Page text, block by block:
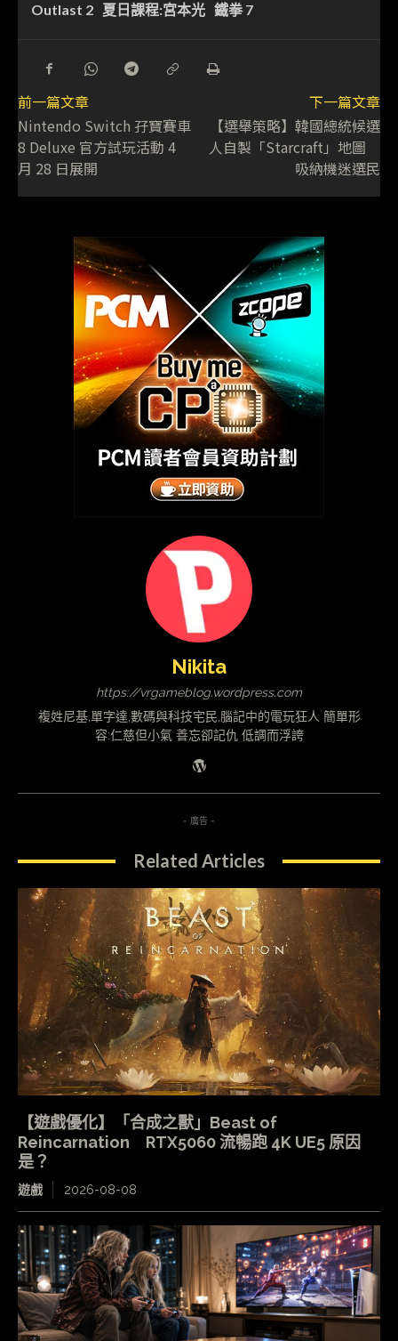
Outlast 2 夏日課程:宮本光 鐵拳 7
前一篇文章
Nintendo Switch 孖寶賽車
8 Deluxe 官方試玩活動 4
月 28 日展開
下一篇文章
【選舉策略】韓國總統候選
人自製「Starcraft」地圖
吸納機迷選民
Nikita
https://vrgameblog.wordpress.com
複姓尼基,單字達,數碼與科技宅民,腦記中的電玩狂人 簡單形
容:仁慈但小氣 善忘卻記仇 低調而浮誇
- 廣告 -
Related Articles
【遊戲優化】「合成之獸」Beast of
Reincarnation RTX5060 流暢跑 4K UE5 原因
是？
遊戲 2026-08-08